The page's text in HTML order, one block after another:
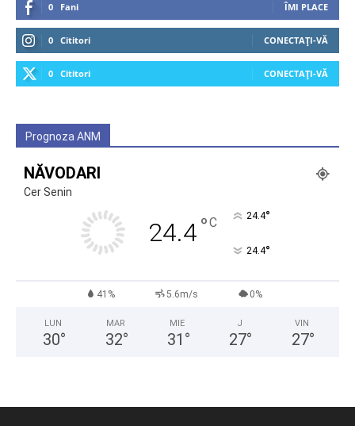
0 Fani ÎMI PLACE
0 Cititori CONECTAȚI-VĂ
0 Cititori CONECTAȚI-VĂ
Prognoza ANM
NĂVODARI
Cer Senin
24.4°C 24.4°
24.4°
41% 5.6m/s 0%
LUN
30°
MAR
32°
MIE
31 °
J
27°
VIN
27°